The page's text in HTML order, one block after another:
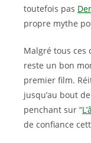
toutefois pas
propre mythe
Malgré tous ces
reste un bon
premier film.
jusqu’au bout
penchant sur “
de confiance